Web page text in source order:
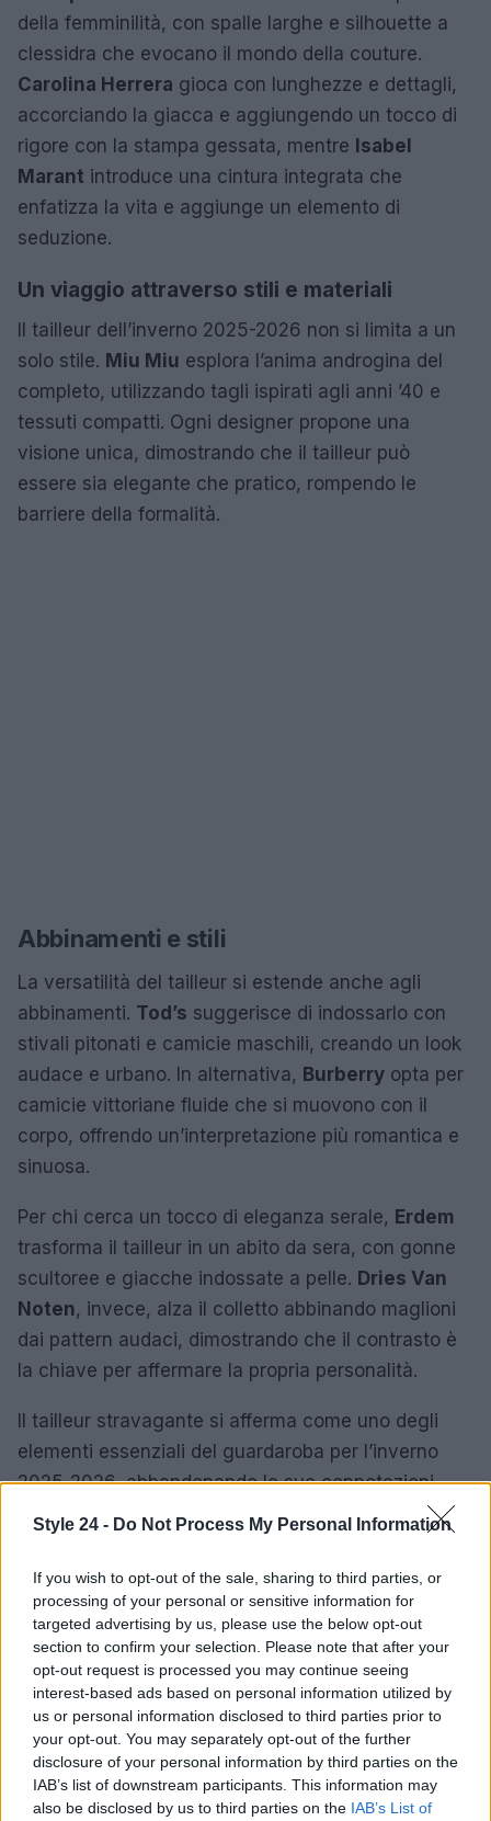
Style 24 - Do Not Process My Personal Information
If you wish to opt-out of the sale, sharing to third parties, or
processing of your personal or sensitive information for
targeted advertising by us, please use the below opt-out
section to confirm your selection. Please note that after your
opt-out request is processed you may continue seeing
interest-based ads based on personal information utilized by
us or personal information disclosed to third parties prior to
your opt-out. You may separately opt-out of the further
disclosure of your personal information by third parties on the
IAB’s list of downstream participants. This information may
also be disclosed by us to third parties on the IAB’s List of
della femminilità, con spalle larghe e silhouette a
clessidra che evocano il mondo della couture.
Carolina Herrera gioca con lunghezze e dettagli,
accorciando la giacca e aggiungendo un tocco di
rigore con la stampa gessata, mentre Isabel
Marant introduce una cintura integrata che
enfatizza la vita e aggiunge un elemento di
seduzione.
Un viaggio attraverso stili e materiali
Il tailleur dell’inverno 2025-2026 non si limita a un
solo stile. Miu Miu esplora l’anima androgina del
completo, utilizzando tagli ispirati agli anni ’40 e
tessuti compatti. Ogni designer propone una
visione unica, dimostrando che il tailleur può
essere sia elegante che pratico, rompendo le
barriere della formalità.
Abbinamenti e stili
La versatilità del tailleur si estende anche agli
abbinamenti. Tod’s suggerisce di indossarlo con
stivali pitonati e camicie maschili, creando un look
audace e urbano. In alternativa, Burberry opta per
camicie vittoriane fluide che si muovono con il
corpo, offrendo un’interpretazione più romantica e
sinuosa.
Per chi cerca un tocco di eleganza serale, Erdem
trasforma il tailleur in un abito da sera, con gonne
scultoree e giacche indossate a pelle. Dries Van
Noten, invece, alza il colletto abbinando maglioni
dai pattern audaci, dimostrando che il contrasto è
la chiave per affermare la propria personalità.
Il tailleur stravagante si afferma come uno degli
elementi essenziali del guardaroba per l’inverno
2025-2026, abbandonando le sue connotazioni
formali per abbracciare nuove forme di espressione
e innovazione, il tailleur offre infinite possibilità per
ogni donna che desidera esprimere il proprio stile
unico.
AUTORE
Staff